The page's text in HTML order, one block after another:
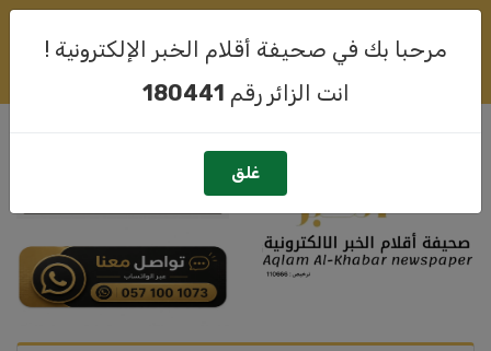
مرحبا بك في صحيفة أقلام الخبر الإلكترونية !
انت الزائر رقم 180441
غلق
06-08-2026
سجيل الدخول تسجيل حساب جديد